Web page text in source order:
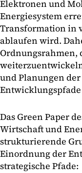
Elektronen und
Energiesystem
Transformation in
ablaufen wird.
Ordnungsrahmen,
und Planungen
Das Green Paper
Wirtschaft und
strukturierende
Einordnung der
strategische Pfade: